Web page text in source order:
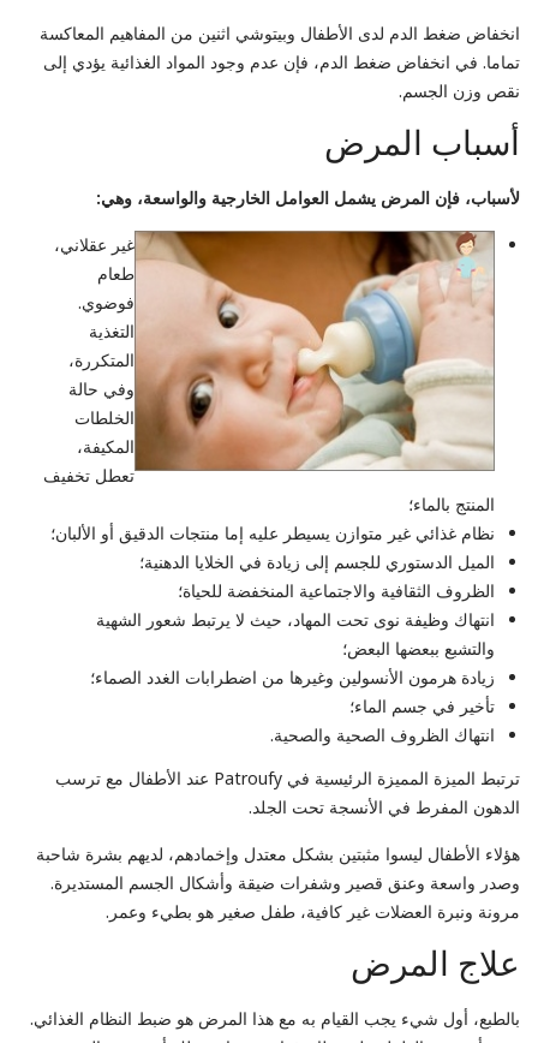
انخفاض ضغط الدم لدى الأطفال وبيتوشي اثنين من المفاهيم المعاكسة
تماما. في انخفاض ضغط الدم، فإن عدم وجود المواد الغذائية يؤدي إلى
نقص وزن الجسم.
أسباب المرض
لأسباب، فإن المرض يشمل العوامل الخارجية والواسعة، وهي:
غير عقلاني،
طعام
فوضوي.
التغذية
المتكررة،
وفي حالة
الخلطات
المكيفة،
تعطل تخفيف
المنتج بالماء؛
نظام غذائي غير متوازن يسيطر عليه إما منتجات الدقيق أو الألبان؛
الميل الدستوري للجسم إلى زيادة في الخلايا الدهنية؛
الظروف الثقافية والاجتماعية المنخفضة للحياة؛
انتهاك وظيفة نوى تحت المهاد، حيث لا يرتبط شعور الشهية
والتشبع ببعضها البعض؛
زيادة هرمون الأنسولين وغيرها من اضطرابات الغدد الصماء؛
تأخير في جسم الماء؛
انتهاك الظروف الصحية والصحية.
ترتبط الميزة المميزة الرئيسية في Patroufy عند الأطفال مع ترسب
الدهون المفرط في الأنسجة تحت الجلد.
هؤلاء الأطفال ليسوا مثبتين بشكل معتدل وإخمادهم، لديهم بشرة شاحبة
وصدر واسعة وعنق قصير وشفرات ضيقة وأشكال الجسم المستديرة.
مرونة ونبرة العضلات غير كافية، طفل صغير هو بطيء وعمر.
علاج المرض
بالطبع، أول شيء يجب القيام به مع هذا المرض هو ضبط النظام الغذائي.